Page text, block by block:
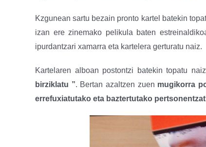
Kzgunean sartu bezain pronto kartel batekin
izan ere zinemako pelikula baten
ipurdantzari xamarra eta kartelera gerturatu naiz.
Kartelaren alboan postontzi batekin topatu naiz
birziklatu ”. Bertan azaltzen zuen mugikorra
errefuxiatutako eta baztertutako